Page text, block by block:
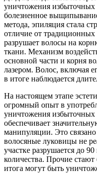
уничтожения избыточных
болезненное
метода, эпиляция стала
отличие от традиционных
разрушает волосы на
ткани. Механизм
основной части и корня
лазером. Волос, включая
в итоге наблюдается
На настоящем этапе
огромный опыт в
уничтожения
обеспечивает
манипуляции. Это
волосяные луковицы не
участке разрушается до
количества. Прочие
итога могут быть